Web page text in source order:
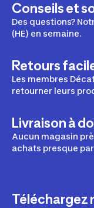
Conseils et
Des questions?
(HE) en semaine.
Retours
Les membres
retourner leurs
Livraison à
Aucun magasin
achats presque
Téléchargez